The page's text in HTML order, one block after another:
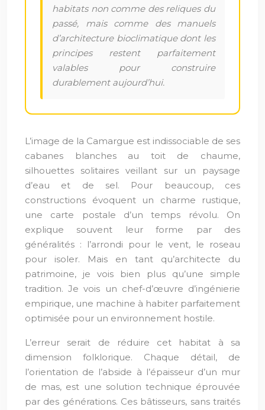
habitats non comme des reliques du
passé, mais comme des manuels
d’architecture bioclimatique dont les
principes restent parfaitement
valables pour construire
durablement aujourd’hui.
L’image de la Camargue est indissociable de ses
cabanes blanches au toit de chaume,
silhouettes solitaires veillant sur un paysage
d’eau et de sel. Pour beaucoup, ces
constructions évoquent un charme rustique,
une carte postale d’un temps révolu. On
explique souvent leur forme par des
généralités : l’arrondi pour le vent, le roseau
pour isoler. Mais en tant qu’architecte du
patrimoine, je vois bien plus qu’une simple
tradition. Je vois un chef-d’œuvre d’ingénierie
empirique, une machine à habiter parfaitement
optimisée pour un environnement hostile.
L’erreur serait de réduire cet habitat à sa
dimension folklorique. Chaque détail, de
l’orientation de l’abside à l’épaisseur d’un mur
de mas, est une solution technique éprouvée
par des générations. Ces bâtisseurs, sans traités